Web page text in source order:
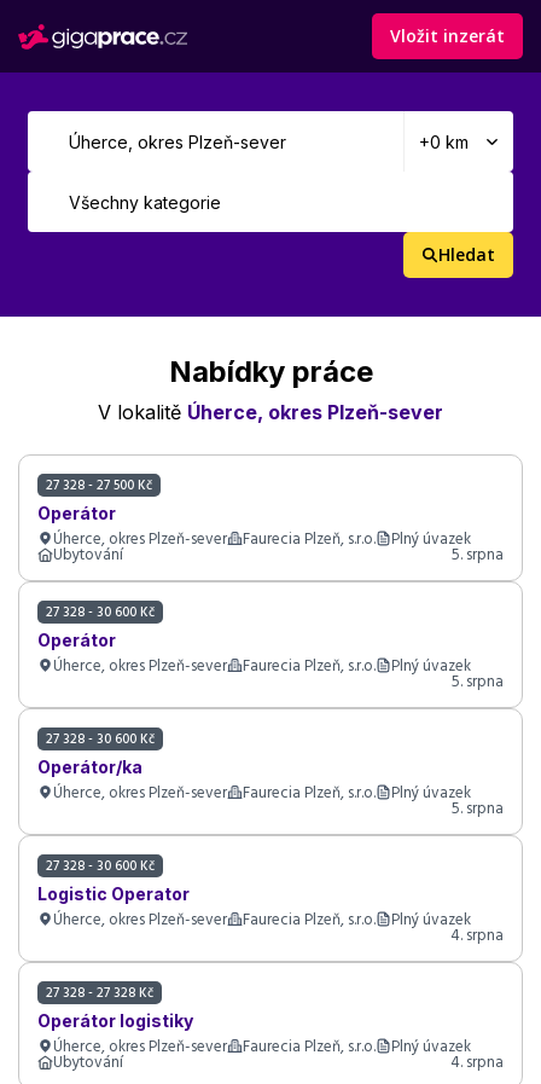
Vložit inzerát
Hledat
Nabídky práce
V lokalitě Úherce, okres Plzeň-sever
27 328 - 27 500 Kč
Operátor
Úherce, okres Plzeň-sever Faurecia Plzeň, s.r.o. Plný úvazek
Ubytování 5. srpna
27 328 - 30 600 Kč
Operátor
Úherce, okres Plzeň-sever Faurecia Plzeň, s.r.o. Plný úvazek
5. srpna
27 328 - 30 600 Kč
Operátor/ka
Úherce, okres Plzeň-sever Faurecia Plzeň, s.r.o. Plný úvazek
5. srpna
27 328 - 30 600 Kč
Logistic Operator
Úherce, okres Plzeň-sever Faurecia Plzeň, s.r.o. Plný úvazek
4. srpna
27 328 - 27 328 Kč
Operátor logistiky
Úherce, okres Plzeň-sever Faurecia Plzeň, s.r.o. Plný úvazek
Ubytování 4. srpna